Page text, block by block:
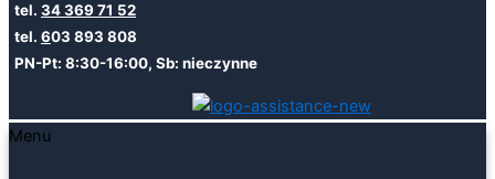
tel. 34 369 71 52
tel. 603 893 808
PN-Pt: 8:30-16:00, Sb: nieczynne
Menu